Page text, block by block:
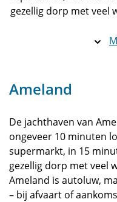
gezellig dorp met veel
Ameland
De jachthaven van
ongeveer 10 minuten
supermarkt, in 15
gezellig dorp met veel
Ameland is autoluw,
– bij afvaart of